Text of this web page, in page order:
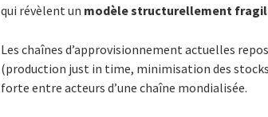
qui révèlent un modèle structurellement
Les chaînes d’approvisionnement actuelles
(production just in time, minimisation des
forte entre acteurs d’une chaîne mondialisée.